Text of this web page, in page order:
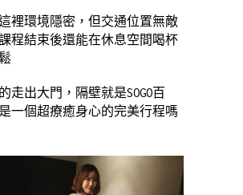
裡環境隱密，但交通位置無敵
程結束後還能在休息空間喝杯
走出大門，隔壁就是SOGO百
一個超療癒身心的完美行程嗎